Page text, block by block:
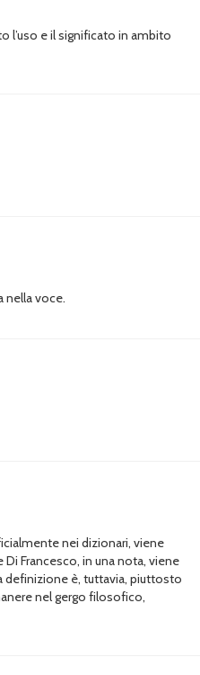
l’uso e il significato in ambito
nella voce.
nei dizionari, viene
Francesco, in una nota, viene
definizione è, tuttavia, piuttosto
nel gergo filosofico,